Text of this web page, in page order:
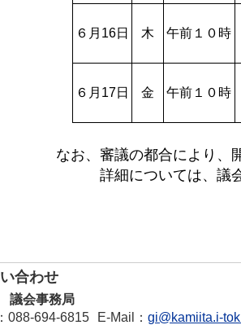
６月16日 木 午前１０時
６月17日 金 午前１０時
なお、審議の都合により、
詳細については、議
合わせ
議会事務局
：088-694-6815 E-Mail ： gi@kamiita.i-